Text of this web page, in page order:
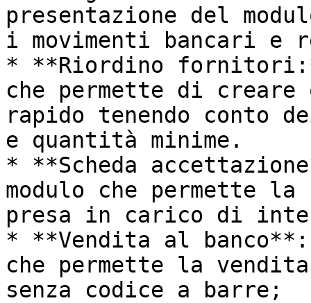
presentazione del
i movimenti bancari
* **Riordino
che permette di
rapido tenendo conto
e quantità minime.
* **Scheda
modulo che permette
presa in carico di
* **Vendita al banco**:
che permette la
senza codice a barre;